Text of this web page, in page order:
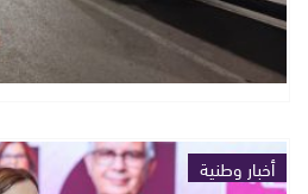
أخبار وطنية